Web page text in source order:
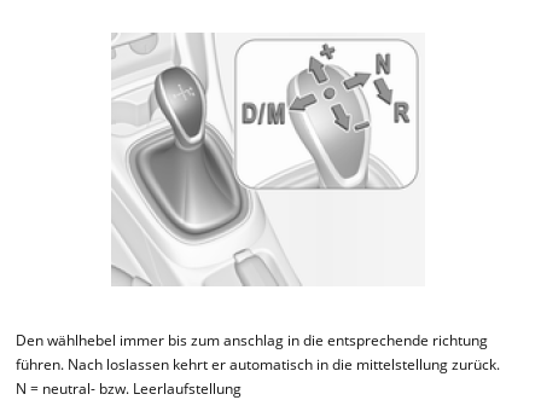
Den wählhebel immer bis zum anschlag in die entsprechende richtung
führen. Nach loslassen kehrt er automatisch in die mittelstellung zurück.
N = neutral- bzw. Leerlaufstellung